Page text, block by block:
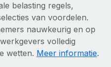
en...
belasting regels,
van voordelen.
nauwkeurig en op
volledig
wetten. Meer informatie.